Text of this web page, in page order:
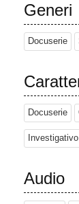
Generi
Docuserie
Docuserie
Investigativo
Audio